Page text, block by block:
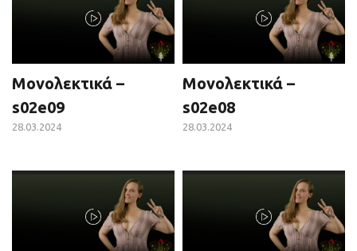
Μονολεκτικά –
s02e09
28.03.2024
Μονολεκτικά –
s02e08
28.03.2024